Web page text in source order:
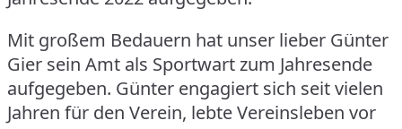
Mit großem Bedauern hat unser lieber Günter
Gier sein Amt als Sportwart zum Jahresende
aufgegeben. Günter engagiert sich seit vielen
Jahren für den Verein, lebte Vereinsleben vor